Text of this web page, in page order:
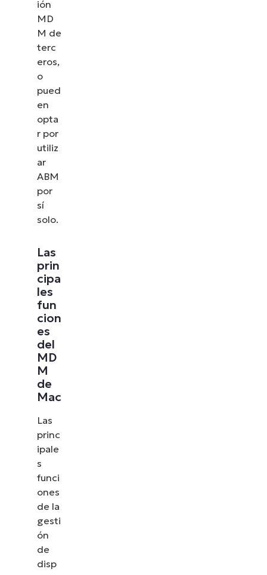
ión
MD
M de
terc
eros,
o
pued
en
opta
r por
utiliz
ar
ABM
por
sí
solo.
Las
prin
cipa
les
fun
cion
es
del
MD
M
de
Mac
Las
princ
ipale
s
funci
ones
de la
gesti
ón
de
disp